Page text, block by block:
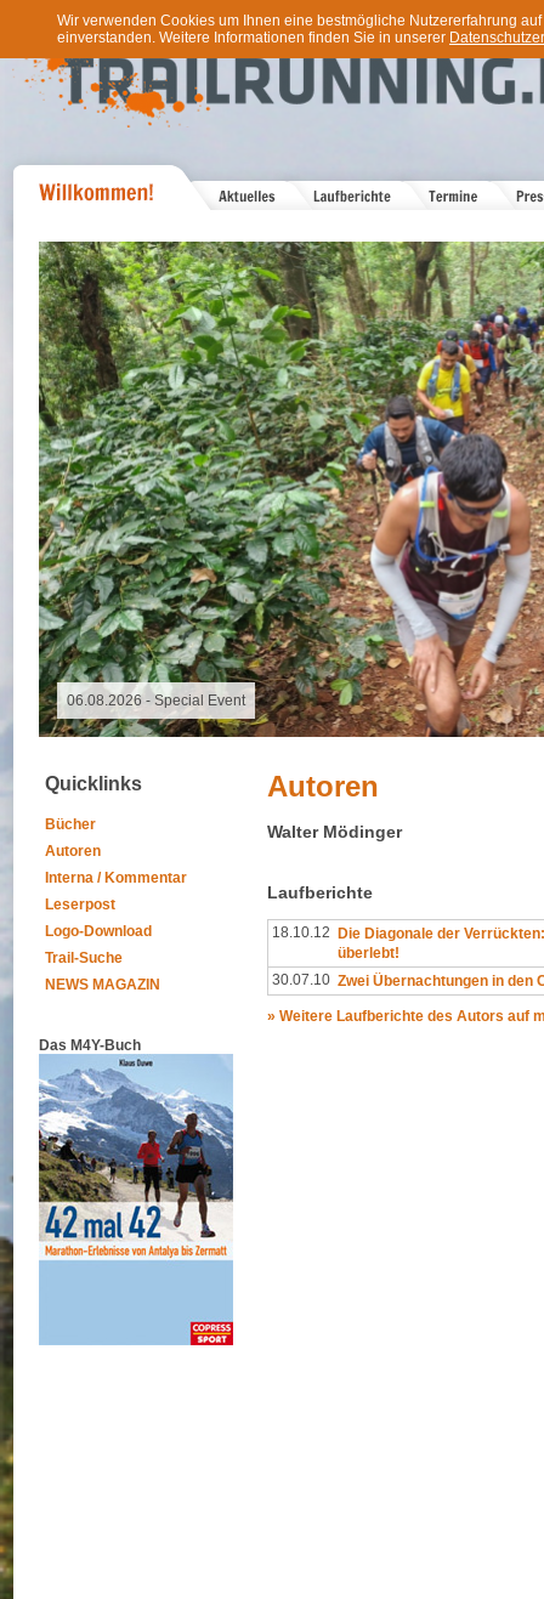
Wir verwenden Cookies um Ihnen eine bestmögliche Nutzererfahrung
einverstanden. Weitere Informationen finden Sie in unserer
09.11.2025 - Spalter Freiheit Hügelland Trailrun
Quicklinks
Bücher
Autoren
Interna / Kommentar
Leserpost
Logo-Download
Trail-Suche
NEWS MAGAZIN
Das M4Y-Buch
Autoren
Walter Mödinger
Laufberichte
18.10.12
Die Diagonale der
überlebt!
30.07.10 Zwei Übernachtungen in den
» Weitere Laufberichte des Autors auf